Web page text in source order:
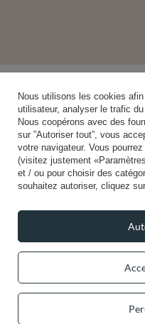
Nous utilisons les cookies
utilisateur, analyser le trafic
Nous coopérons avec des
sur ”Autoriser tout”, vous
votre navigateur. Vous
(visitez justement
et / ou pour choisir des
souhaitez autoriser, cliquez